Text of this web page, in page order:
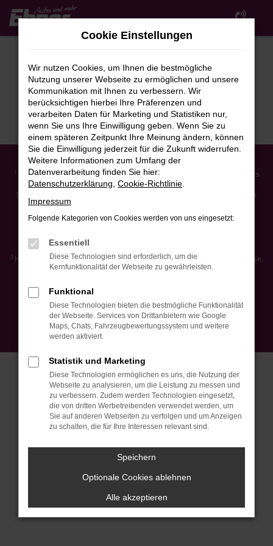
Zum
Hauptinhalt
1
Ehemaliger Neupreis (Unverbindliche Preisempfehlung des Herstellers
am Tag der Erstzulassung).
Der errechnete Preisvorteil sowie die angegebene Ersparnis errechnet
sich gegenüber der ehemaligen unverbindlichen Preisempfehlung des
Herstellers am Tag der Erstzulassung (Neupreis).
Bruttopreise. Irrtümer vorbehalten.
3 Hierbei handelt es sich um ein Leasing-Angebot. Preise sind Bruttopreise.
Irrtümer vorbehalten.
Impressum
© 2026 Autohaus Peter Ebner GmbH | Am Mühlebach 5 | DE-79774
Albbruck | info@autohausebner.de |Webdesign by audaris.de
Cookie Einstellungen
Wir nutzen Cookies, um Ihnen die bestmögliche
Nutzung unserer Webseite zu ermöglichen und unsere
Kommunikation mit Ihnen zu verbessern. Wir
berücksichtigen hierbei Ihre Präferenzen und
verarbeiten Daten für Marketing und Statistiken nur,
wenn Sie uns Ihre Einwilligung geben. Wenn Sie zu
einem späteren Zeitpunkt Ihre Meinung ändern, können
Sie die Einwilligung jederzeit für die Zukunft widerrufen.
Weitere Informationen zum Umfang der
Datenverarbeitung finden Sie hier:
Datenschutzerklärung Cookie-Richtlinie
Impressum
Folgende Kategorien von Cookies werden von uns eingesetzt:
Essentiell
Diese Technologien sind erforderlich, um die
Kernfunktionalität der Webseite zu gewährleisten.
Funktional
Diese Technologien bieten die bestmögliche Funktionalität
der Webseite. Services von Drittanbietern wie Google
Maps, Chats, Fahrzeugbewertungssystem und weitere
werden aktiviert.
Statistik und Marketing
Diese Technologien ermöglichen es uns, die Nutzung der
Webseite zu analysieren, um die Leistung zu messen und
zu verbessern. Zudem werden Technologien eingesetzt,
die von dritten Werbetreibenden verwendet werden, um
Sie auf anderen Webseiten zu verfolgen und um Anzeigen
zu schalten, die für Ihre Interessen relevant sind.
Speichern
Optionale Cookies ablehnen
Alle akzeptieren